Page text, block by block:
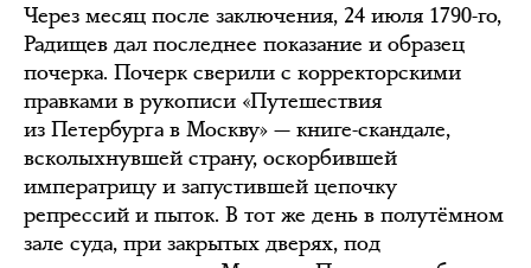
Через месяц после заключения, 24 июля 1790-го,
Радищев дал последнее показание и образец
почерка. Почерк сверили с корректорскими
правками в рукописи «Путешествия
из Петербурга в Москву» — книге-скандале,
всколыхнувшей страну, оскорбившей
императрицу и запустившей цепочку
репрессий и пыток. В тот же день в полутёмном
зале суда, при закрытых дверях, под